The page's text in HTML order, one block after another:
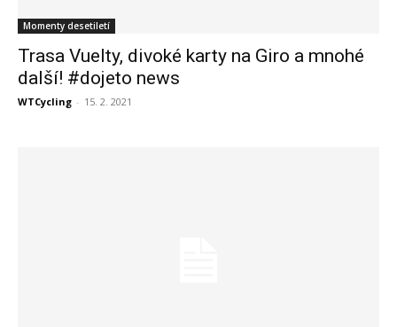
Momenty desetiletí
Trasa Vuelty, divoké karty na Giro a mnohé
další! #dojeto news
WTCycling - 15. 2. 2021